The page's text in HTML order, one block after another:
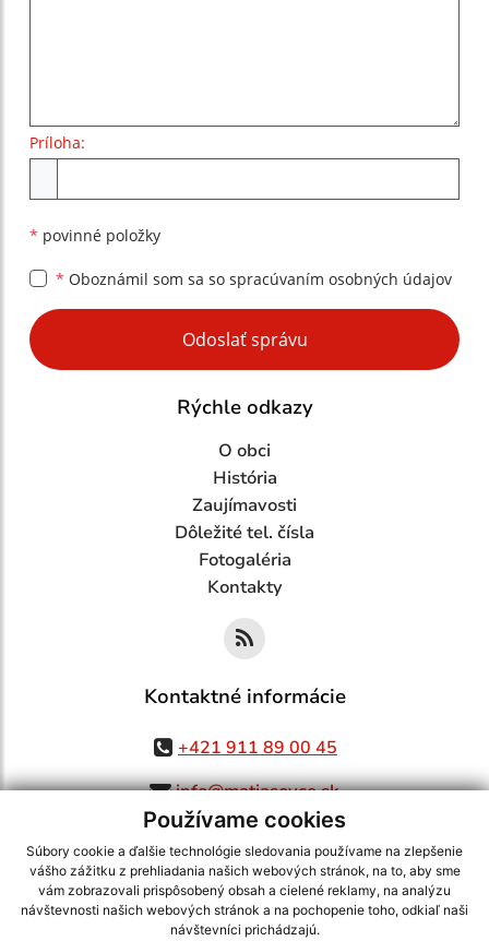
Používame cookies
Súbory cookie a ďalšie technológie sledovania používame na zlepšenie
vášho zážitku z prehliadania našich webových stránok, na to, aby sme
vám zobrazovali prispôsobený obsah a cielené reklamy, na analýzu
návštevnosti našich webových stránok a na pochopenie toho, odkiaľ naši
návštevníci prichádzajú.
Príloha:
* povinné položky
* Oboznámil som sa so spracúvaním osobných údajov
Google reCaptcha Response
Odoslať správu
Rýchle odkazy
O obci
História
Zaujímavosti
Dôležité tel. čísla
Fotogaléria
Kontakty
Kontaktné informácie
+421 911 89 00 45
info@matiasovce.sk
využite možnosť získavania aktuálnych informácií s využitím RSS
CMS systém (redakčný) systém ECHELON 2,Mapa stránok,web portál
webex.digital, s.r.o.,domény,registrácia domény